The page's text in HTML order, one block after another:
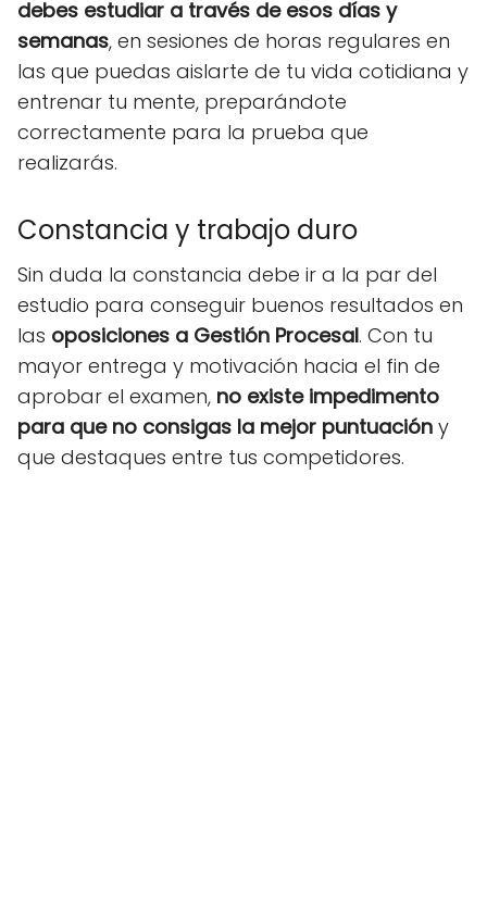
debes estudiar a través de esos días y
semanas, en sesiones de horas regulares en
las que puedas aislarte de tu vida cotidiana y
entrenar tu mente, preparándote
correctamente para la prueba que
realizarás.
Constancia y trabajo duro
Sin duda la constancia debe ir a la par del
estudio para conseguir buenos resultados en
las oposiciones a Gestión Procesal. Con tu
mayor entrega y motivación hacia el fin de
aprobar el examen, no existe impedimento
para que no consigas la mejor puntuación y
que destaques entre tus competidores.